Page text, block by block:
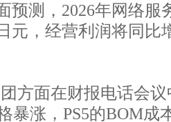
预测，2026年网络服
元，经营利润将同比
方面在财报电话会
暴涨，PS5的BOM成